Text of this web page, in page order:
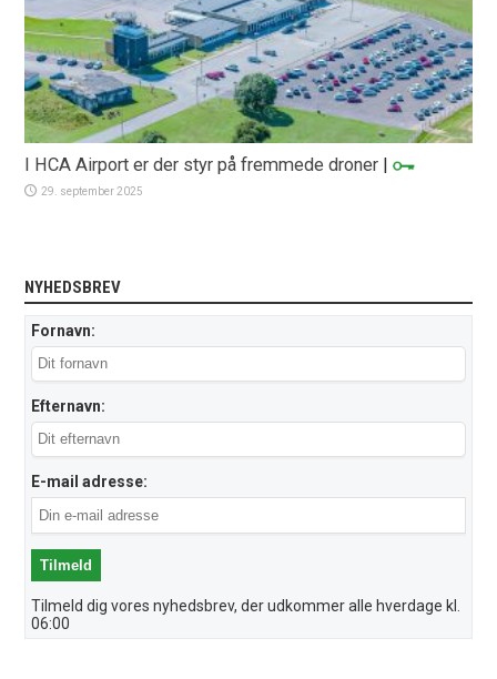
I HCA Airport er der styr på fremmede droner |
29. september 2025
NYHEDSBREV
Fornavn:
Efternavn:
E-mail adresse:
Tilmeld dig vores nyhedsbrev, der udkommer alle hverdage kl.
06:00